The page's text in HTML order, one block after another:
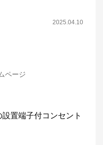
2025.04.10
ページ
置端子付コンセント